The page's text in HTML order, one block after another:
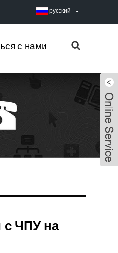
русский
с нами
с ЧПУ на